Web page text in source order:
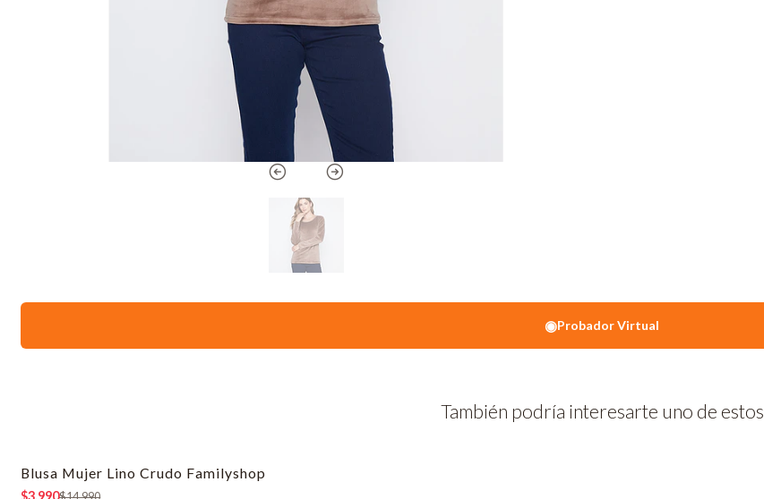
◉Probador Virtual
También podría interesarte uno de estos
-73% OFF
Blusa Mujer Lino Crudo Familyshop